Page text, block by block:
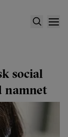
social
namnet